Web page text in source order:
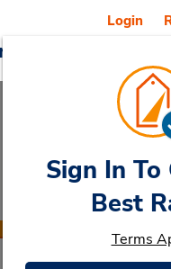
Login
atSign In To
Best
Terms